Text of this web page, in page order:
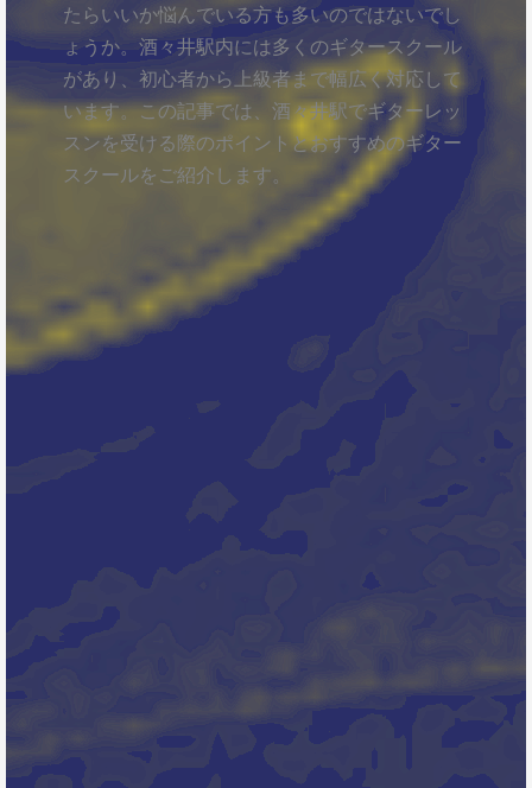
たらいいか悩んでいる方も多いのではないでし
ょうか。酒々井駅内には多くのギタースクール
があり、初心者から上級者まで幅広く対応して
います。この記事では、酒々井駅でギターレッ
スンを受ける際のポイントとおすすめのギター
スクールをご紹介します。